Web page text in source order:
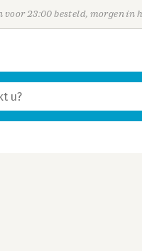
voor 23:00 besteld, morgen in